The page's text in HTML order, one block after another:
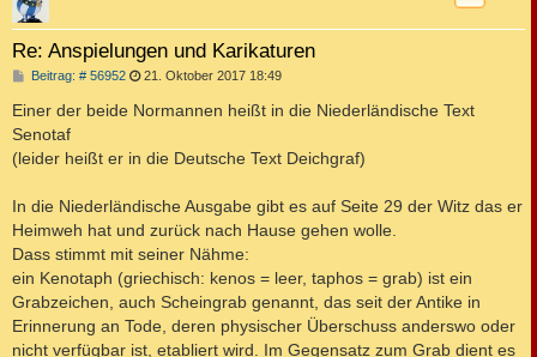
Re: Anspielungen und Karikaturen
Beitrag: # 56952B
i
t
a
g
21. Oktober 2017 18:49
Einer der beide Normannen heißt in die Niederländische Text
Senotaf
(leider heißt er in die Deutsche Text Deichgraf)
In die Niederländische Ausgabe gibt es auf Seite 29 der Witz das er
Heimweh hat und zurück nach Hause gehen wolle.
Dass stimmt mit seiner Nähme:
ein Kenotaph (griechisch: kenos = leer, taphos = grab) ist ein
Grabzeichen, auch Scheingrab genannt, das seit der Antike in
Erinnerung an Tode, deren physischer Überschuss anderswo oder
nicht verfügbar ist, etabliert wird. Im Gegensatz zum Grab dient es